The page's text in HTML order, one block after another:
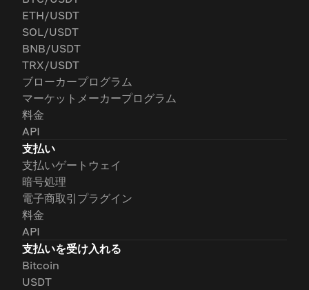
ETH/USDT
SOL/USDT
BNB/USDT
TRX/USDT
ブローカープログラム
マーケットメーカープログラム
料金
API
支払い
支払いゲートウェイ
暗号処理
電子商取引プラグイン
料金
API
支払いを受け入れる
Bitcoin
USDT